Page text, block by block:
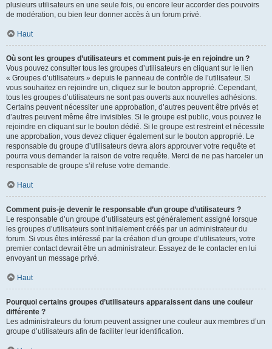
plusieurs utilisateurs en une seule fois, ou encore leur accorder des pouvoirs
de modération, ou bien leur donner accès à un forum privé.
Haut
Où sont les groupes d’utilisateurs et comment puis-je en rejoindre un ?
Vous pouvez consulter tous les groupes d’utilisateurs en cliquant sur le lien
« Groupes d’utilisateurs » depuis le panneau de contrôle de l’utilisateur. Si
vous souhaitez en rejoindre un, cliquez sur le bouton approprié. Cependant,
tous les groupes d’utilisateurs ne sont pas ouverts aux nouvelles adhésions.
Certains peuvent nécessiter une approbation, d’autres peuvent être privés et
d’autres peuvent même être invisibles. Si le groupe est public, vous pouvez le
rejoindre en cliquant sur le bouton dédié. Si le groupe est restreint et nécessite
une approbation, vous devez cliquer également sur le bouton approprié. Le
responsable du groupe d’utilisateurs devra alors approuver votre requête et
pourra vous demander la raison de votre requête. Merci de ne pas harceler un
responsable de groupe s’il refuse votre demande.
Haut
Comment puis-je devenir le responsable d’un groupe d’utilisateurs ?
Le responsable d’un groupe d’utilisateurs est généralement assigné lorsque
les groupes d’utilisateurs sont initialement créés par un administrateur du
forum. Si vous êtes intéressé par la création d’un groupe d’utilisateurs, votre
premier contact devrait être un administrateur. Essayez de le contacter en lui
envoyant un message privé.
Haut
Pourquoi certains groupes d’utilisateurs apparaissent dans une couleur
différente ?
Les administrateurs du forum peuvent assigner une couleur aux membres d’un
groupe d’utilisateurs afin de faciliter leur identification.